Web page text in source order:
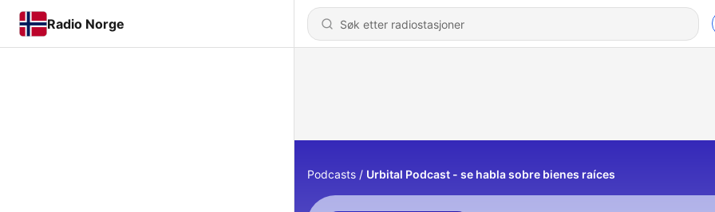
Radio Norge
Podcasts Urbital Podcast - se habla sobre bienes raíces